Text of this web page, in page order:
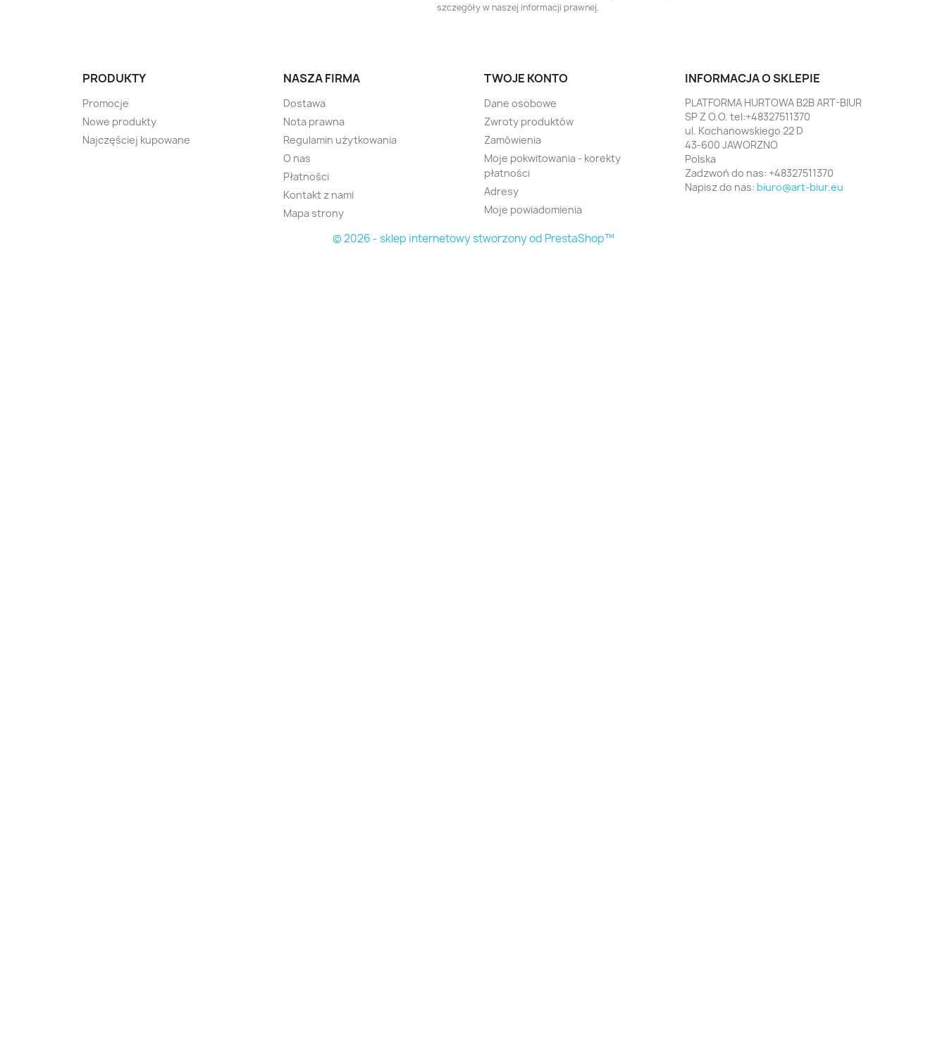
szczegóły w naszej informacji prawnej.
PRODUKTY
Promocje
Nowe produkty
Najczęściej kupowane
NASZA FIRMA
Dostawa
Nota prawna
Regulamin użytkowania
O nas
Płatności
Kontakt z nami
Mapa strony
TWOJE KONTO
Dane osobowe
Zwroty produktów
Zamówienia
Moje pokwitowania - korekty
płatności
Adresy
Moje powiadomienia
INFORMACJA O SKLEPIE
PLATFORMA HURTOWA B2B ART-BIUR
SP Z O.O. tel:+48327511370
ul. Kochanowskiego 22 D
43-600 JAWORZNO
Polska
Zadzwoń do nas: +48327511370
Napisz do nas: biuro@art-biur.eu
© 2026 - sklep internetowy stworzony od PrestaShop™